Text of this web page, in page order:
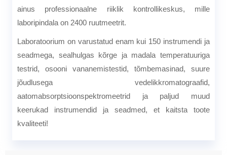
ainus professionaalne riiklik kontrollikeskus, mille
laboripindala on 2400 ruutmeetrit.
Laboratoorium on varustatud enam kui 150 instrumendi ja
seadmega, sealhulgas kõrge ja madala temperatuuriga
testrid, osooni vananemistestid, tõmbemasinad, suure
jõudlusega vedelikkromatograafid,
aatomabsorptsioonspektromeetrid ja paljud muud
keerukad instrumendid ja seadmed, et kaitsta toote
kvaliteeti!